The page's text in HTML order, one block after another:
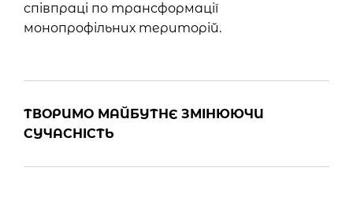
співпраці по трансформації
монопрофільних територій.
ТВОРИМО МАЙБУТНЄ ЗМІНЮЮЧИ
СУЧАСНІСТЬ